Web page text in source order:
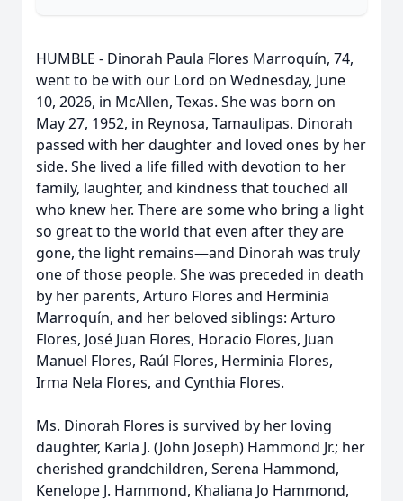
HUMBLE - Dinorah Paula Flores Marroquín, 74,
went to be with our Lord on Wednesday, June
10, 2026, in McAllen, Texas. She was born on
May 27, 1952, in Reynosa, Tamaulipas. Dinorah
passed with her daughter and loved ones by her
side. She lived a life filled with devotion to her
family, laughter, and kindness that touched all
who knew her. There are some who bring a light
so great to the world that even after they are
gone, the light remains—and Dinorah was truly
one of those people. She was preceded in death
by her parents, Arturo Flores and Herminia
Marroquín, and her beloved siblings: Arturo
Flores, José Juan Flores, Horacio Flores, Juan
Manuel Flores, Raúl Flores, Herminia Flores,
Irma Nela Flores, and Cynthia Flores.
Ms. Dinorah Flores is survived by her loving
daughter, Karla J. (John Joseph) Hammond Jr.; her
cherished grandchildren, Serena Hammond,
Kenelope J. Hammond, Khaliana Jo Hammond,